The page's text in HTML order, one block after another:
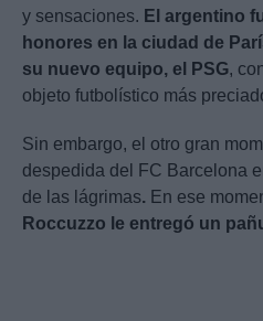
y sensaciones. El argentino
honores en la ciudad de
su nuevo equipo, el PSG,
objeto futbolístico más
Sin embargo, el otro gran
despedida del FC Barcelona
de las lágrimas. En ese
Roccuzzo le entregó un